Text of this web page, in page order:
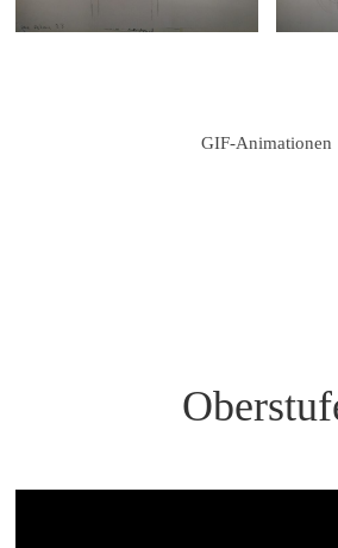
GIF-Animationen